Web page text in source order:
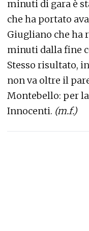
minuti di gara è
che ha portato
Giugliano che ha
minuti dalla fine
Stesso risultato,
non va oltre il
Montebello: per
Innocenti. (m.f.)